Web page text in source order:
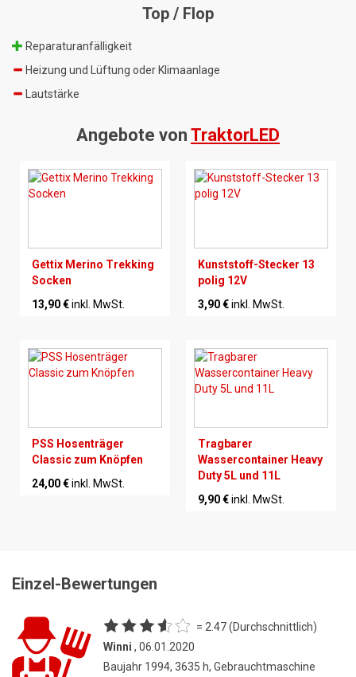
Top / Flop
Reparaturanfälligkeit
Heizung und Lüftung oder Klimaanlage
Lautstärke
Angebote von TraktorLED
Gettix Merino Trekking
Socken
13,90 €inkl. MwSt.
Kunststoff-Stecker 13
polig 12V
3,90 €inkl. MwSt.
PSS Hosenträger
Classic zum Knöpfen
24,00 €inkl. MwSt.
Tragbarer
Wassercontainer Heavy
Duty 5L und 11L
9,90 €inkl. MwSt.
Einzel-Bewertungen
= 2.47 (Durchschnittlich)
Winni , 06.01.2020
Baujahr 1994, 3635 h, Gebrauchtmaschine